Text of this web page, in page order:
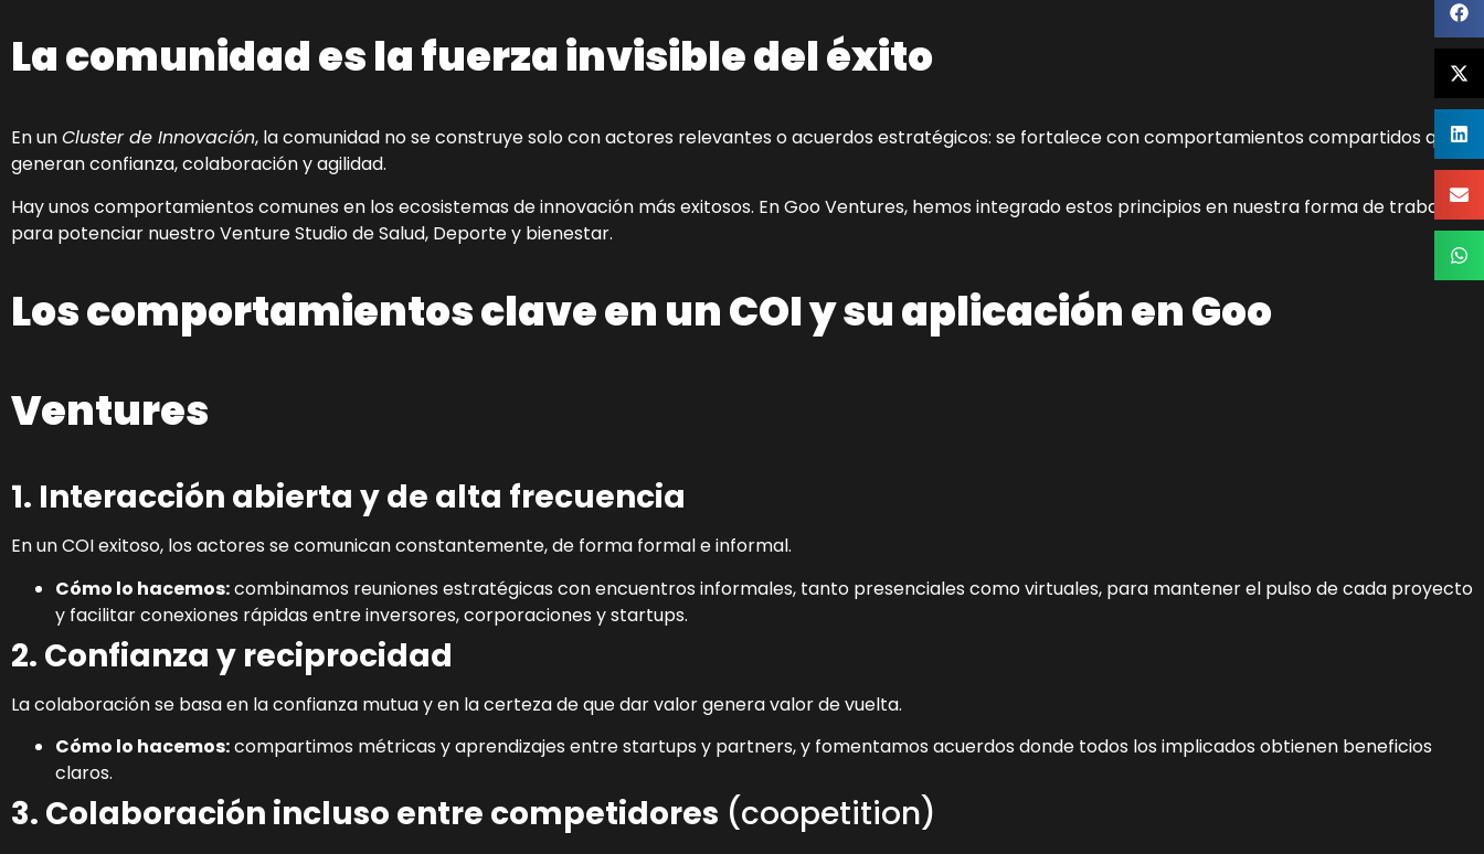
La comunidad es la fuerza invisible del éxito
En unCluster de Innovación, la comunidad no se construye solo con actores relevantes o acuerdos estratégicos: se fortalece con comportamientos compartidos que
generan confianza, colaboración y agilidad.
Hay unos comportamientos comunes en los ecosistemas de innovación más exitosos. En Goo Ventures, hemos integrado estos principios en nuestra forma de trabajar
para potenciar nuestro Venture Studio de Salud, Deporte y bienestar.
Los comportamientos clave en un COI y su aplicación en Goo
Ventures
1. Interacción abierta y de alta frecuencia
En un COI exitoso, los actores se comunican constantemente, de forma formal e informal.
Cómo lo hacemos:combinamos reuniones estratégicas con encuentros informales, tanto presenciales como virtuales, para mantener el pulso de cada proyecto
y facilitar conexiones rápidas entre inversores, corporaciones y startups.
2. Confianza y reciprocidad
La colaboración se basa en la confianza mutua y en la certeza de que dar valor genera valor de vuelta.
Cómo lo hacemos:compartimos métricas y aprendizajes entre startups y partners, y fomentamos acuerdos donde todos los implicados obtienen beneficios
claros.
3. Colaboración incluso entre competidores (coopetition)